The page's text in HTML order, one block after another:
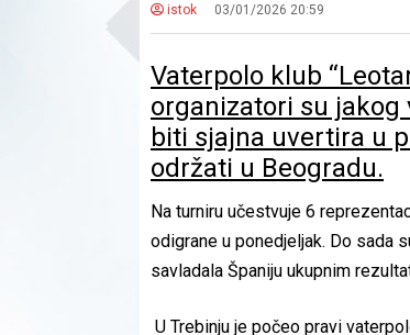
istok 03/01/2026 20:59
Vaterpolo klub
organizatori su jakog
biti sjajna uvertira u
održati u Beogradu.
Na turniru učestvuje 6
odigrane u ponedjeljak. Do sada
savladala Španiju ukupnim
U Trebinju je počeo pravi